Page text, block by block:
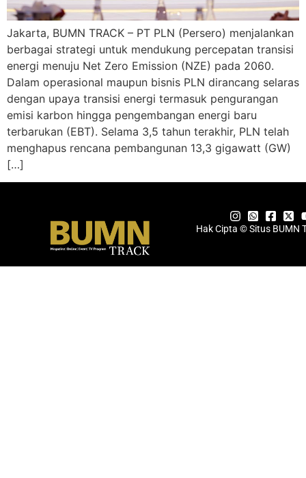
Jakarta, BUMN TRACK – PT PLN (Persero) menjalankan
berbagai strategi untuk mendukung percepatan transisi
energi menuju Net Zero Emission (NZE) pada 2060.
Dalam operasional maupun bisnis PLN dirancang selaras
dengan upaya transisi energi termasuk pengurangan
emisi karbon hingga pengembangan energi baru
terbarukan (EBT). Selama 3,5 tahun terakhir, PLN telah
menghapus rencana pembangunan 13,3 gigawatt (GW)
[…]
Hak Cipta © Situs BUMN